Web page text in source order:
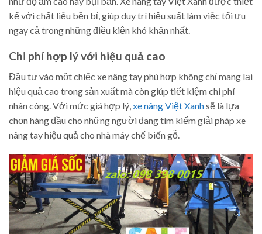
kế với chất liệu bền bỉ, giúp duy trì hiệu suất làm việc tối ưu
ngay cả trong những điều kiện khó khăn nhất.
Chi phí hợp lý với hiệu quả cao
Đầu tư vào một chiếc xe nâng tay phù hợp không chỉ mang lại
hiệu quả cao trong sản xuất mà còn giúp tiết kiệm chi phí
nhân công. Với mức giá hợp lý,xe nâng Việt Xanhsẽ là lựa
chọn hàng đầu cho những người đang tìm kiếm giải pháp xe
nâng tay hiệu quả cho nhà máy chế biến gỗ.